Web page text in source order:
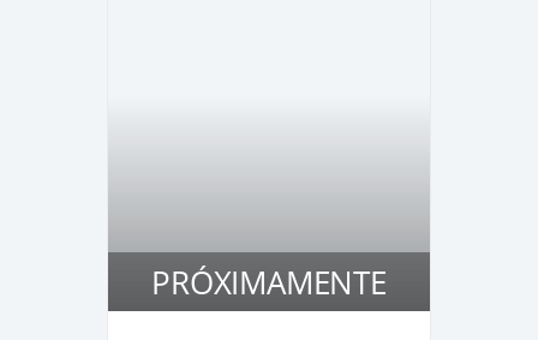
PRÓXIMAMENTE